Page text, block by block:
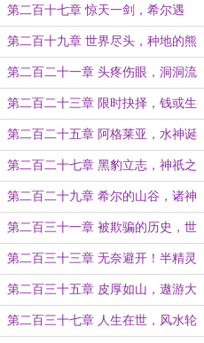
布！
第二百十七章 惊天一剑，希尔遇
刺！
第二百十九章 世界尽头，种地的熊
第二百二十一章 头疼伤眼，洞洞流
行
第二百二十三章 限时抉择，钱或生
活？
第二百二十五章 阿格莱亚，水神诞
生！
第二百二十七章 黑豹立志，神祇之
路！
第二百二十九章 希尔的山谷，诸神
祝福之地
第二百三十一章 被欺骗的历史，世
界之心的秘密
第二百三十三章 无奈避开！半精灵
王国的建立！
第二百三十五章 皮厚如山，遨游大
海的大地之熊
第二百三十七章 人生在世，风水轮